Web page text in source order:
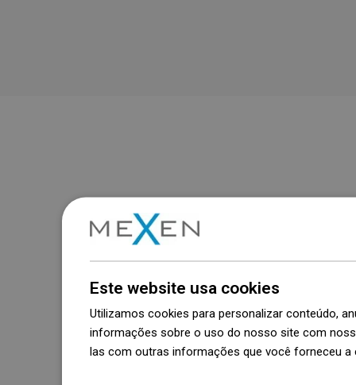
Este website usa cookies
Utilizamos cookies para personalizar conteúdo,
informações sobre o uso do nosso site com
las com outras informações que você forneceu